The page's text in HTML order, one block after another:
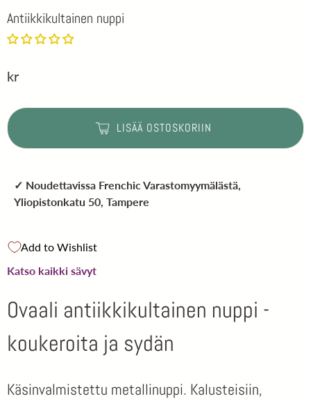
Antiikkikultainen nuppi
kr
LISÄÄ OSTOSKORIIN
✓ Noudettavissa Frenchic Varastomyymälästä,
Yliopistonkatu 50, Tampere
Add to Wishlist
Katso kaikki sävyt
Ovaali antiikkikultainen nuppi -
koukeroita ja sydän
Käsinvalmistettu metallinuppi. Kalusteisiin,